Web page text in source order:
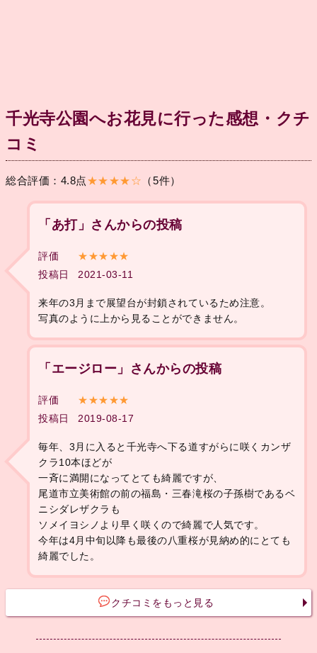
千光寺公園へお花見に行った感想・クチ
コミ
総合評価：4.8点★★★★☆ （5件）
「あ打」さんからの投稿
評価
★★★★★
投稿日
2021-03-11
来年の3月まで展望台が封鎖されているため注意。
写真のように上から見ることができません。
「エージロー」さんからの投稿
評価
★★★★★
投稿日
2019-08-17
毎年、3月に入ると千光寺へ下る道すがらに咲くカンザ
クラ10本ほどが
一斉に満開になってとても綺麗ですが、
尾道市立美術館の前の福島・三春滝桜の子孫樹であるベ
ニシダレザクラも
ソメイヨシノより早く咲くので綺麗で人気です。
今年は4月中旬以降も最後の八重桜が見納め的にとても
綺麗でした。
クチコミをもっと見る